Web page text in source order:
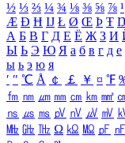
½ ⅓ ⅔ ¼ ¾ ⅛ ⅜ ⅝ ⅞ ¹
Æ Ð Ħ Ĳ Ł Ø Œ Þ Ŧ Ŋ
А Б В Г Д Е Ё Ж З И
Ы Ь Э Ю Я а б в г д е
ы ь э ю я
′ ″ ℃ Å ￠ ￡ ￥ ¤ ℉
㎙ ㎚ ㎛ ㎜ ㎝ ㎞ ㎟
㎱ ㎲ ㎳ ㎴ ㎵ ㎶ ㎷
㎒ ㎓ ㎔ Ω ㏀ ㏁ ㎊ ㎋